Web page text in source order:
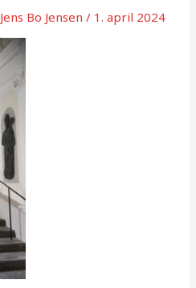
Jens Bo Jensen/ 1. april 2024